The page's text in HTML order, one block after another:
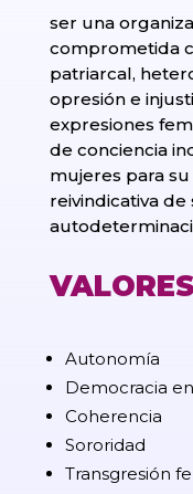
ser una
comprometida
patriarcal,
opresión e
expresiones
de conciencia
mujeres para
reivindicativa de
VALORES
Autonomía
Democracia
Coherencia
Sororidad
Transgresión